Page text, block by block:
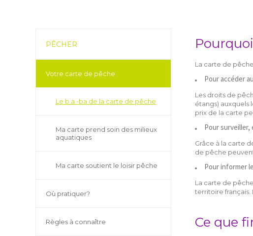
PÊCHER
Votre carte de pêche
Le b.a.-ba de la carte de pêche
Ma carte prend soin des milieux
aquatiques
Ma carte soutient le loisir pêche
Où pratiquer?
Règles à connaître
La carte de
Pour accéder
Les droits de
étangs) auxquels
prix de la carte
Pour
Grâce à la carte
de pêche
Pour informer
La carte de
territoire français.
Ce que